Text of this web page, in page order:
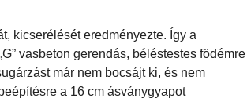
kicserélését eredményezte. Így a
vasbeton gerendás, béléstestes födémre
már nem bocsájt ki, és nem
a 16 cm ásványgyapot